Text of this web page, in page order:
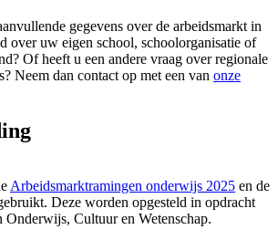
gegevens over de arbeidsmarkt in
over uw eigen school, schoolorganisatie of
Of heeft u een andere vraag over regionale
Neem dan contact op met een van onze
Arbeidsmarktramingen onderwijs 2025 en de
Deze worden opgesteld in opdracht
Onderwijs, Cultuur en Wetenschap.